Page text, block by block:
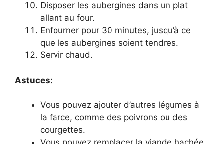
Disposer les aubergines dans un plat
allant au four.
Enfourner pour 30 minutes, jusqu’à ce
que les aubergines soient tendres.
Servir chaud.
Astuces:
Vous pouvez ajouter d’autres légumes à
la farce, comme des poivrons ou des
courgettes.